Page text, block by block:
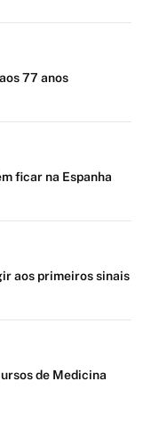
77 anos
ficar na Espanha
aos primeiros sinais
de Medicina